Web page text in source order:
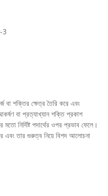
3
বা শক্তির ক্ষেত্র তৈরি করে এবং
বা প্রত্যাখ্যান শক্তি প্রকাশ
নির্দিষ্ট পদার্থের ওপর প্রভাব ফেলে।
এবং তার গুরুত্ব নিয়ে বিশদ আলোচনা